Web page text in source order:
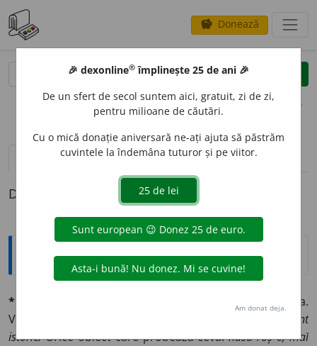
savings Donează
clear
opțiuni
definiții (1) pronunțievolume_up (50)
Definiția cu ID-ul 673606:
Explicative DEX
* documént
a arăta.
V.
document
istoric.Orice obĭect care probează ceva:nasu roș e, maĭ
🎉 dexonline® împlinește 25 de ani 🎉
De un sfert de secol suntem aici, gratuit, zi de zi,
pentru milioane de căutări.
Cu o mică donație aniversară ne-ați ajuta să păstrăm
cuvintele la îndemâna tuturor și pe viitor.
Am donat deja.